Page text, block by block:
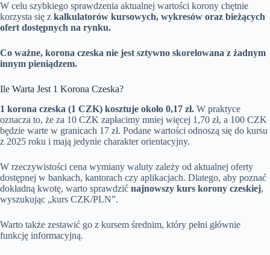
W celu szybkiego sprawdzenia aktualnej wartości korony chętnie
korzysta się z kalkulatorów kursowych, wykresów oraz bieżących
ofert dostępnych na rynku.
Co ważne, korona czeska nie jest sztywno skorelowana z żadnym
innym pieniądzem.
Ile Warta Jest 1 Korona Czeska?
1 korona czeska (1 CZK) kosztuje około 0,17 zł. W praktyce
oznacza to, że za 10 CZK zapłacimy mniej więcej 1,70 zł, a 100 CZK
będzie warte w granicach 17 zł. Podane wartości odnoszą się do kursu
z 2025 roku i mają jedynie charakter orientacyjny.
W rzeczywistości cena wymiany waluty zależy od aktualnej oferty
dostępnej w bankach, kantorach czy aplikacjach. Dlatego, aby poznać
dokładną kwotę, warto sprawdzić najnowszy kurs korony czeskiej,
wyszukując „kurs CZK/PLN”.
Warto także zestawić go z kursem średnim, który pełni głównie
funkcję informacyjną.